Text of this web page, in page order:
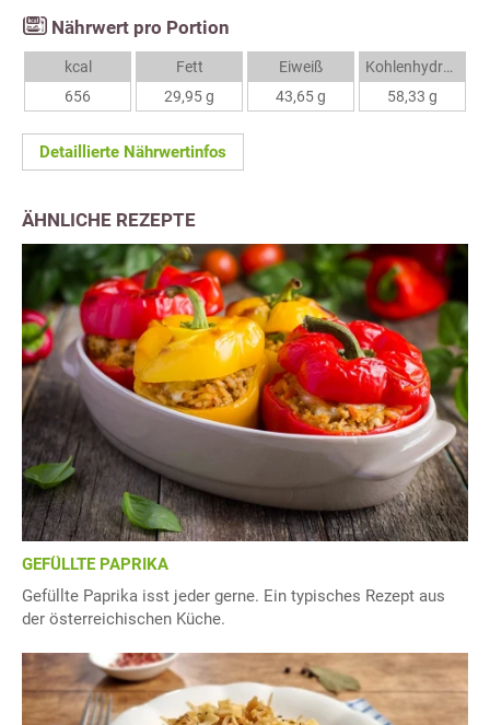
Nährwert pro Portion
kcal
656
Fett
29,95 g
Eiweiß
43,65 g
Kohlenhydrate
58,33 g
Detaillierte Nährwertinfos
ÄHNLICHE REZEPTE
GEFÜLLTE PAPRIKA
Gefüllte Paprika isst jeder gerne. Ein typisches Rezept aus
der österreichischen Küche.